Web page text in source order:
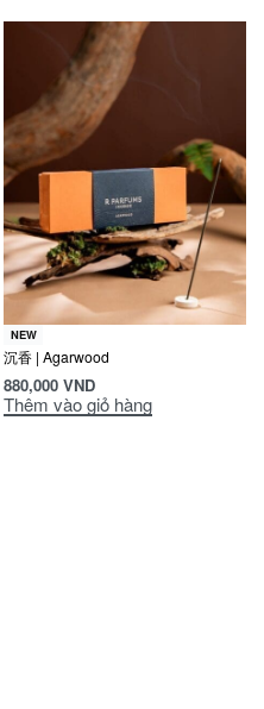
NEW
沉香 | Agarwood
880,000 VND
Thêm vào giỏ hàng